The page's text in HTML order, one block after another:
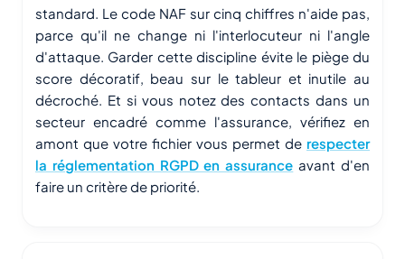
standard. Le code NAF sur cinq chiffres n'aide pas,
parce qu'il ne change ni l'interlocuteur ni l'angle
d'attaque. Garder cette discipline évite le piège du
score décoratif, beau sur le tableur et inutile au
décroché. Et si vous notez des contacts dans un
secteur encadré comme l'assurance, vérifiez en
amont que votre fichier vous permet de respecter
la réglementation RGPD en assurance avant d'en
faire un critère de priorité.